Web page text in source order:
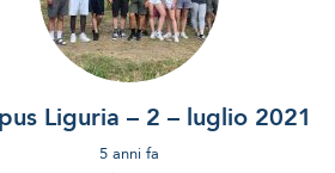
Liguria – 2 – luglio 2021
5 anni fa